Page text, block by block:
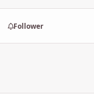
Follower